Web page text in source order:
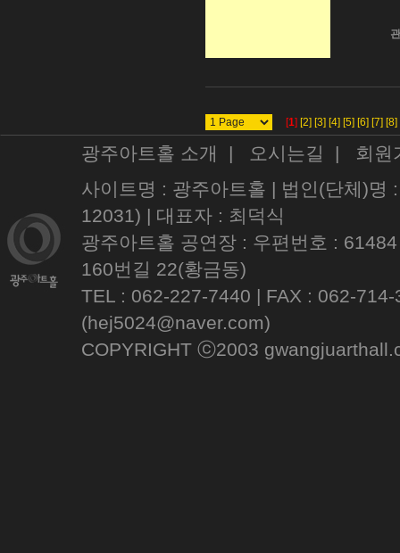
[1] [2] [3] [4] [5] [6] [7] [8]
광주아트홀 소개 | 오시는길 |
회원
사이트명 : 광주아트홀 | 법인(단체)명
12031) | 대표자 : 최덕식
광주아트홀 공연장 : 우편번호 :
160번길 22(황금동)
TEL : 062-227-7440 | FAX : 062-
(hej5024@naver.com)
COPYRIGHT ⓒ2003